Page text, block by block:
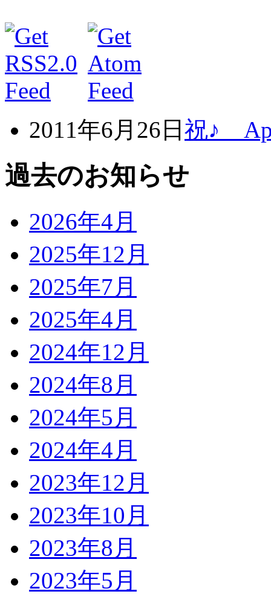
2011年6月26日 祝♪
過去のお知らせ
2026年4月
2025年12月
2025年7月
2025年4月
2024年12月
2024年8月
2024年5月
2024年4月
2023年12月
2023年10月
2023年8月
2023年5月